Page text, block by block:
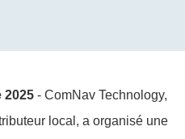
2025- ComNav Technology,
local, a organisé une